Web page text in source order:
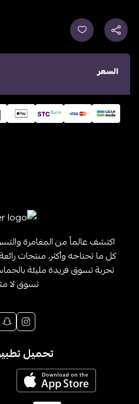
السعر
اكتشف عالماً من المغامرة
كل ما تحتاجه وأكثر، منتجات
تجربة تسوق فريدة مليئة
تسوق لا
تحميل